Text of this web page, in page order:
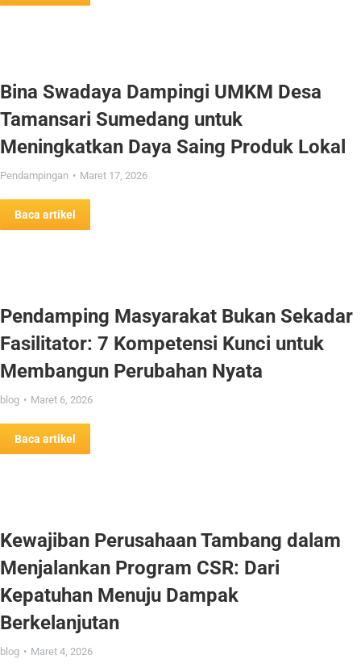
Bina Swadaya Dampingi UMKM Desa
Tamansari Sumedang untuk
Meningkatkan Daya Saing Produk Lokal
Pendampingan Maret 17, 2026
Baca artikel
Pendamping Masyarakat Bukan Sekadar
Fasilitator: 7 Kompetensi Kunci untuk
Membangun Perubahan Nyata
blog Maret 6, 2026
Baca artikel
Kewajiban Perusahaan Tambang dalam
Menjalankan Program CSR: Dari
Kepatuhan Menuju Dampak
Berkelanjutan
blog Maret 4, 2026